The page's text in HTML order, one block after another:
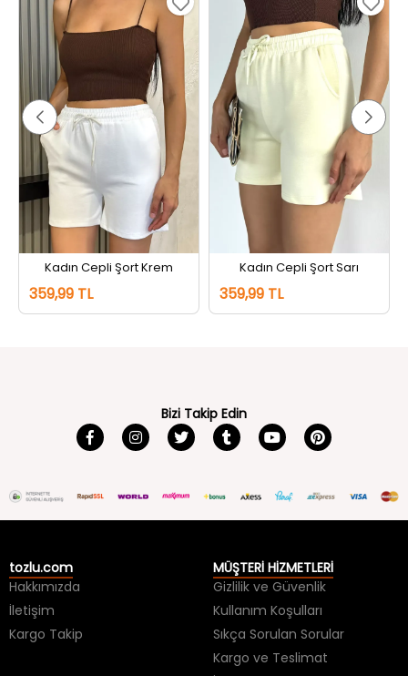
Kadın Cepli Şort Krem
359,99 TL
Kadın Cepli Şort Sarı
359,99 TL
Hakkımızda
İletişim
Kargo Takip
Gizlilik ve Güvenlik
Kullanım Koşulları
Sıkça Sorulan Sorular
Kargo ve Teslimat
İade ve Değişim